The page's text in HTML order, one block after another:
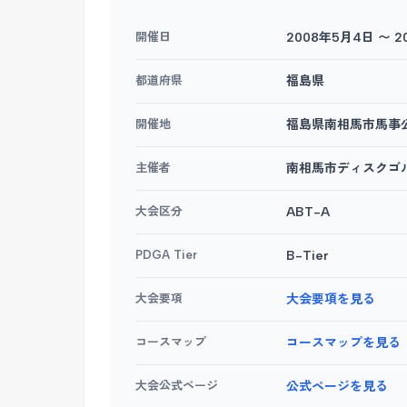
開催日 2008年5月4日 〜
都道府県 福島県
開催地 福島県南相馬市馬事
主催者 南相馬市ディスクゴ
大会区分 ABT-A
PDGA Tier B-Tier
大会要項 大会要項を見る
コースマップ コースマップを見る
大会公式ページ 公式ページを見る